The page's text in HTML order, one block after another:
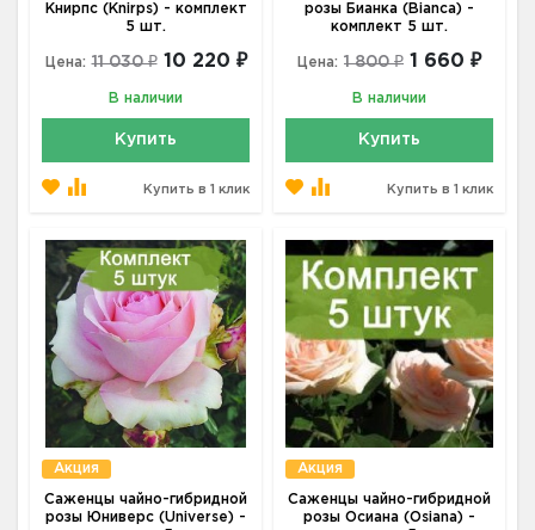
Книрпс (Knirps) - комплект
5 шт.
Цена: 11 030 ₽ 10 220 ₽
В наличии
Купить
Купить в 1 клик
розы Бианка (Bianca) -
комплект 5 шт.
Цена: 1 800 ₽ 1 660 ₽
В наличии
Купить
Купить в 1 клик
Акция
Саженцы чайно-гибридной
розы Юниверс (Universe) -
Акция
Саженцы чайно-гибридной
розы Осиана (Osiana) -